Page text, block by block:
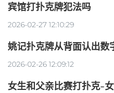
宾馆打扑克牌犯法吗
2026-02-27 12:10:29
姚记扑克牌从背面认出数
2026-02-26 12:09:12
女生和父亲比赛打扑克-